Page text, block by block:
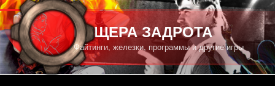
Перейти
к
содержимому
ПЕЩЕРА ЗАДРОТА
Файтинги, железки, программы и другие игры